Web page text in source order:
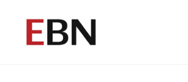
contenu